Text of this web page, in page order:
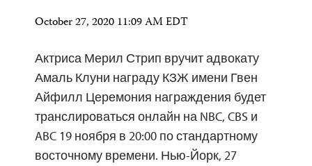
October 27, 2020 11:09 AM EDT
Актриса Мерил Стрип вручит адвокату
Амаль Клуни награду КЗЖ имени Гвен
Айфилл Церемония награждения будет
транслироваться онлайн на NBC, CBS и
ABC 19 ноября в 20:00 по стандартному
восточному времени. Нью-Йорк, 27